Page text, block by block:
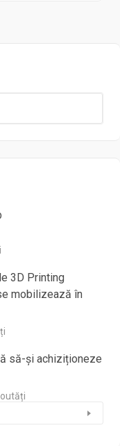
3D Printing
mobilizează în
să-și achiziționeze